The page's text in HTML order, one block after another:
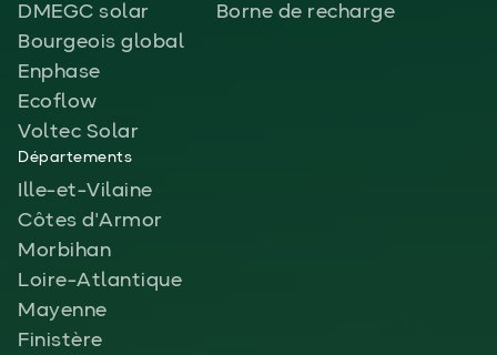
DMEGC solar
Bourgeois global
Enphase
Ecoflow
Voltec Solar
Borne de recharge
Départements
Ille-et-Vilaine
Côtes d'Armor
Morbihan
Loire-Atlantique
Mayenne
Finistère